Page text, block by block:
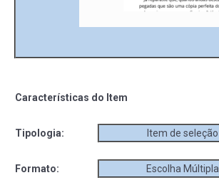
Características do Item
Tipologia: Item de seleção
Formato: Escolha Múltipla